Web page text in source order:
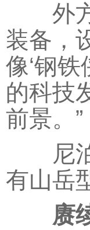
外方
装备，
像‘钢
的科技
前景。”
尼泊
有山岳
赓